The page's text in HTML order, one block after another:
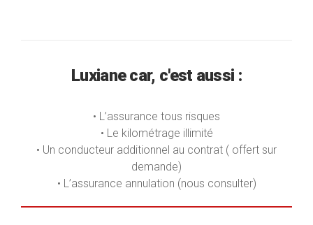
Luxiane car, c'est aussi :
• L’assurance tous risques
• Le kilométrage illimité
• Un conducteur additionnel au contrat ( offert sur
demande)
• L’assurance annulation (nous consulter)